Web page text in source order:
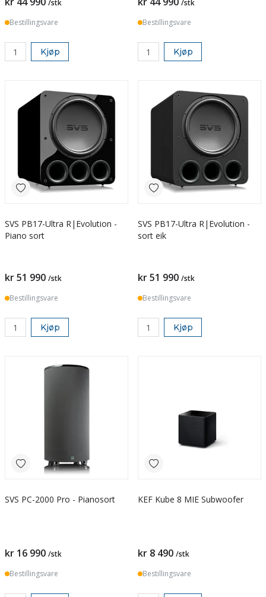
/stk
Bestillingsvare
Kjøp
/stk
Bestillingsvare
Kjøp
SVS PB17-Ultra R|Evolution -
Piano sort
kr 51 990 /stk
Bestillingsvare
Kjøp
SVS PB17-Ultra R|Evolution -
sort eik
kr 51 990 /stk
Bestillingsvare
Kjøp
SVS PC-2000 Pro - Pianosort
kr 16 990 /stk
Bestillingsvare
KEF Kube 8 MIE Subwoofer
kr 8 490 /stk
Bestillingsvare